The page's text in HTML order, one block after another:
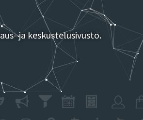
ja keskustelusivusto.